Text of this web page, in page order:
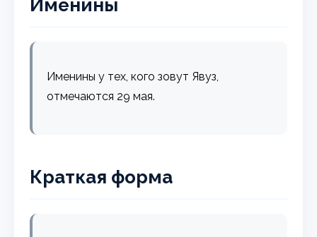
Именины
Именины у тех, кого зовут Явуз,
отмечаются 29 мая.
Краткая форма